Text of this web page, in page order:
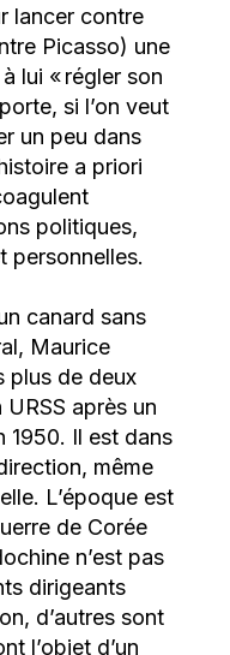
lancer contre
Picasso) une
lui « régler son
si l’on veut
un peu dans
a priori
politiques,
personnelles.
canard sans
Maurice
plus de deux
après un
1950. Il est dans
même
L’époque est
de Corée
n’est pas
dirigeants
d’autres sont
l’objet d’un